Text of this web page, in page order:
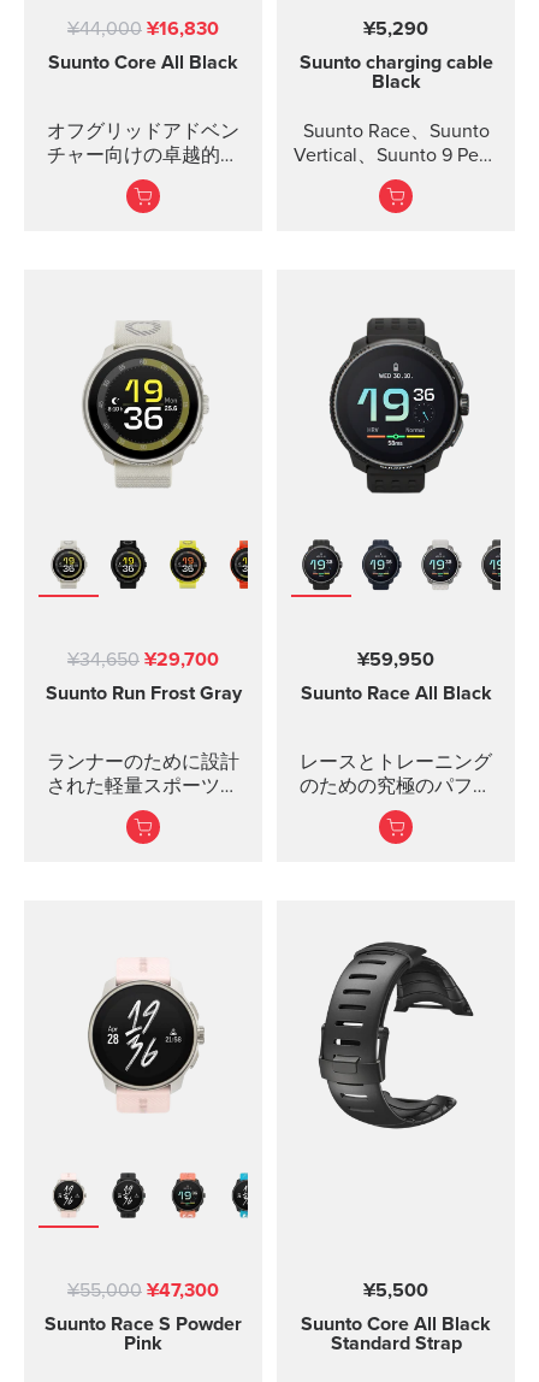
¥44,000 ¥16,830
Suunto Core All Black
オフグリッドアドベン
チャー向けの卓越的な
アウトドアウォッチ。
アルミベゼルを備えた
日付・時刻機能省電力
モードで...
¥5,290
Suunto charging cable
Black
Suunto Race、Suunto
Vertical、Suunto 9 Peak
および Suunto 9 Peak
Pro用マグネティック
¥34,650 ¥29,700
Suunto Run Frost Gray
ランナーのために設計
された軽量スポーツウ
ォッチ
最大12日間のバッテリー
寿命、トレーニング時
は20時間
インターバルト...
¥59,950
Suunto Race All Black
レースとトレーニング
のための究極のパフォ
ーマンスウォッチ。
¥55,000 ¥47,300
Suunto Race S Powder
Pink
¥5,500
Suunto Core All Black
Standard Strap